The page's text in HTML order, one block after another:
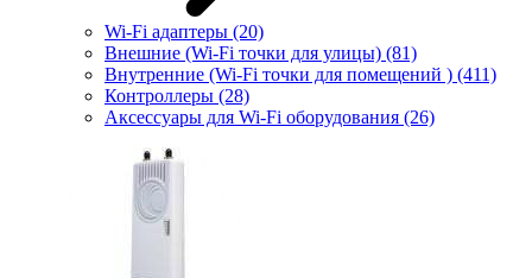
Wi-Fi адаптеры (20)
Внешние (Wi-Fi точки для улицы) (81)
Внутренние (Wi-Fi точки для помещений ) (411)
Контроллеры (28)
Аксессуары для Wi-Fi оборудования (26)